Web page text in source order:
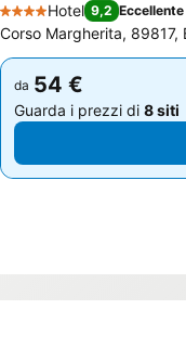
4 Stelle
Hotel 9,2 Eccellente
Corso Margherita, 89817,
da 54 €
Guarda i prezzi di 8 siti
da 54 €
Guarda i prezzi di 8 siti